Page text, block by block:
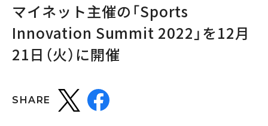
マイネット主催の「Sports
Innovation Summit 2022」を12月
21日（火）に開催
SHARE